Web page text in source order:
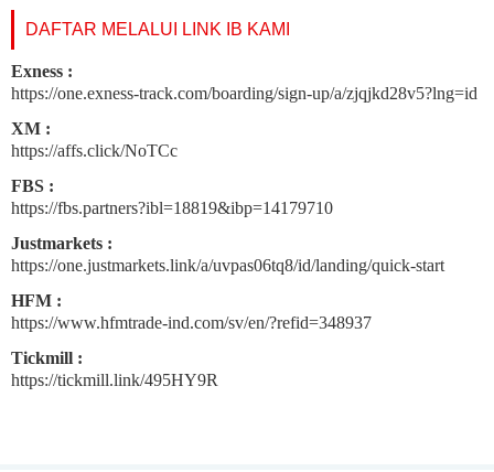
DAFTAR MELALUI LINK IB KAMI
Exness :
https://one.exness-track.com/boarding/sign-up/a/zjqjkd28v5?lng=id
XM :
https://affs.click/NoTCc
FBS :
https://fbs.partners?ibl=18819&ibp=14179710
Justmarkets :
https://one.justmarkets.link/a/uvpas06tq8/id/landing/quick-start
HFM :
https://www.hfmtrade-ind.com/sv/en/?refid=348937
Tickmill :
https://tickmill.link/495HY9R